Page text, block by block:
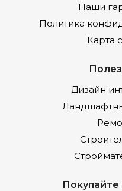
Наши
Политика
Карта
Дизайн
Покупайте